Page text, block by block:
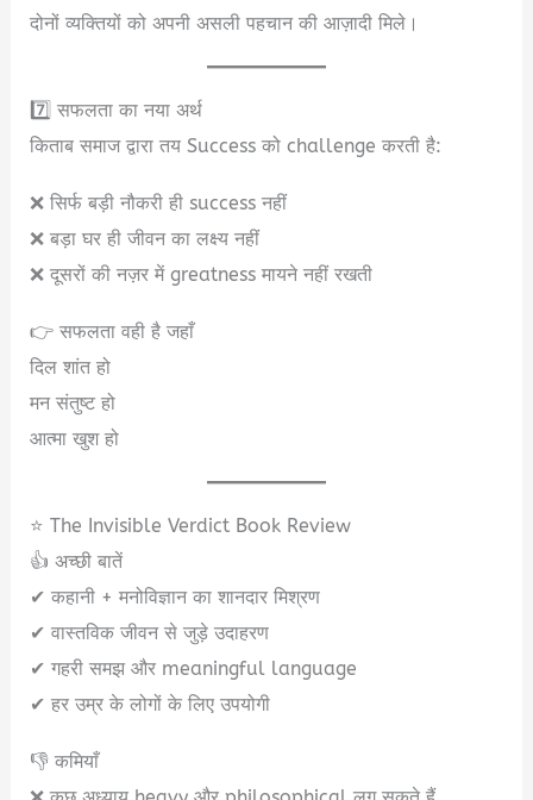
दोनों व्यक्तियों को अपनी असली पहचान की आज़ादी मिले।
7️⃣ सफलता का नया अर्थ
किताब समाज द्वारा तय Success को challenge करती है:
❌ सिर्फ बड़ी नौकरी ही success नहीं
❌ बड़ा घर ही जीवन का लक्ष्य नहीं
❌ दूसरों की नज़र में greatness मायने नहीं रखती
👉 सफलता वही है जहाँ
दिल शांत हो
मन संतुष्ट हो
आत्मा खुश हो
⭐ The Invisible Verdict Book Review
👍 अच्छी बातें
✔ कहानी + मनोविज्ञान का शानदार मिश्रण
✔ वास्तविक जीवन से जुड़े उदाहरण
✔ गहरी समझ और meaningful language
✔ हर उम्र के लोगों के लिए उपयोगी
👎 कमियाँ